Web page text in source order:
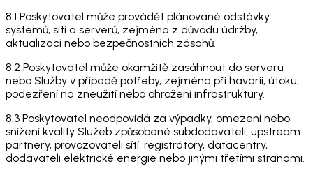
8.1 Poskytovatel může provádět plánované odstávky
systémů, sítí a serverů, zejména z důvodu údržby,
aktualizací nebo bezpečnostních zásahů.
8.2 Poskytovatel může okamžitě zasáhnout do serveru
nebo Služby v případě potřeby, zejména při havárii, útoku,
podezření na zneužití nebo ohrožení infrastruktury.
8.3 Poskytovatel neodpovídá za výpadky, omezení nebo
snížení kvality Služeb způsobené subdodavateli, upstream
partnery, provozovateli sítí, registrátory, datacentry,
dodavateli elektrické energie nebo jinými třetími stranami.